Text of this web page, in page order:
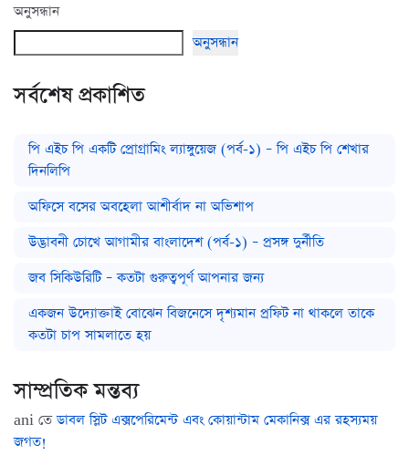
অনুসন্ধান
অনুসন্ধান
সর্বশেষ প্রকাশিত
পি এইচ পি একটি প্রোগ্রামিং ল্যাঙ্গুয়েজ (পর্ব-১) – পি এইচ পি শেখার
দিনলিপি
অফিসে বসের অবহেলা আশীর্বাদ না অভিশাপ
উদ্ভাবনী চোখে আগামীর বাংলাদেশ (পর্ব-১) – প্রসঙ্গ দুর্নীতি
জব সিকিউরিটি – কতটা গুরুত্বপূর্ণ আপনার জন্য
একজন উদ্যোক্তাই বোঝেন বিজনেসে দৃশ্যমান প্রফিট না থাকলে তাকে
কতটা চাপ সামলাতে হয়
সাম্প্রতিক মন্তব্য
ani তেডাবল স্লিট এক্সপেরিমেন্ট এবং কোয়ান্টাম মেকানিক্স এর রহস্যময়
জগত!